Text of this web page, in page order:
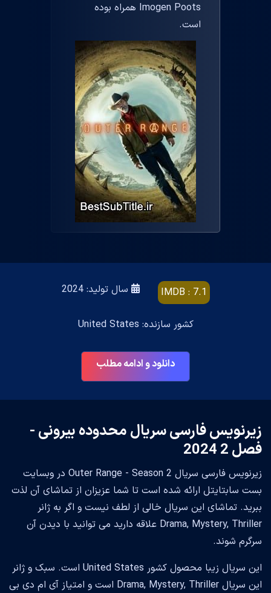
Imogen Poots همراه بوده
است.
IMDB : 7.1 سال تولید: 2024
کشور سازنده: United States
دانلود و ادامه مطلب
زیرنویس فارسی سریال محدوده بیرونی -
فصل 2 2024
زیرنویس فارسی سریال Outer Range - Season 2 در وبسایت
بست سابتایتل ارائه شده است تا شما عزیزان از تماشای آن لذت
ببرید. تماشای این سریال خالی از لطف نیست و اگر به ژانر
Drama, Mystery, Thriller علاقه دارید می توانید با دیدن آن
سرگرم شوند.
این سریال زیبا محصول کشور United States است. سبک و ژانر
این سریال Drama, Mystery, Thriller است و امتیاز آی ام دی بی